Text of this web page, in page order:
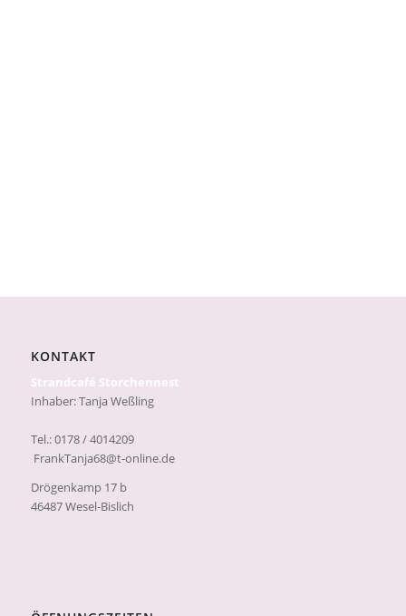
KONTAKT
Strandcafé Storchennest
Inhaber: Tanja Weßling
Tel.: 0178 / 4014209
FrankTanja68@t-online.de
Drögenkamp 17 b
46487 Wesel-Bislich